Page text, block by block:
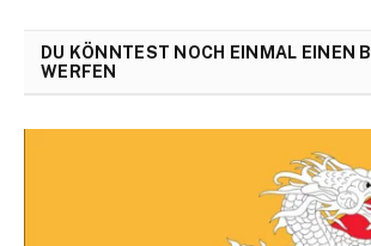
DU KÖNNTEST NOCH EINMAL EINEN
WERFEN